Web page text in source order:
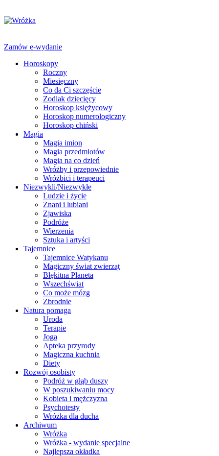
Zamów e-wydanie
Horoskopy
Roczny
Miesięczny
Co da Ci szczęście
Zodiak dziecięcy
Horoskop księżycowy
Horoskop numerologiczny
Horoskop chiński
Magia
Magia imion
Magia przedmiotów
Magia na co dzień
Wróżby i przepowiednie
Wróżbici i terapeuci
Niezwykli/Niezwykłe
Ludzie i życie
Znani i lubiani
Zjawiska
Podróże
Wierzenia
Sztuka i artyści
Tajemnice
Tajemnice Watykanu
Magiczny świat zwierząt
Błękitna Planeta
Wszechświat
Co może mózg
Zbrodnie
Natura pomaga
Uroda
Terapie
Joga
Apteka przyrody
Magiczna kuchnia
Diety
Rozwój osobisty
Podróż w głąb duszy
W poszukiwaniu mocy
Kobieta i mężczyzna
Psychotesty
Wróżka dla ducha
Archiwum
Wróżka
Wróżka - wydanie specjalne
Najlepsza okładka